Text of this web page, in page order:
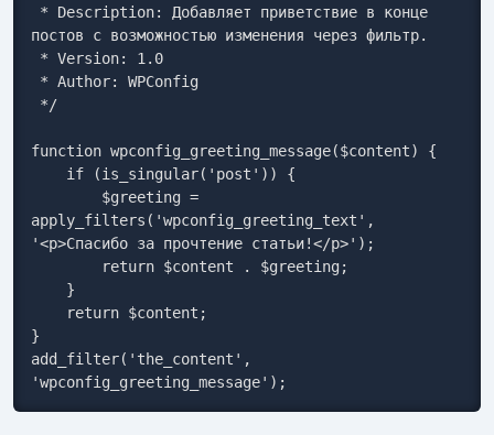
постов с возможностью изменения через фильтр.
function wpconfig_greeting_message($content) {
apply_filters('wpconfig_greeting_text',
'<p>Спасибо за прочтение статьи!</p>');
}
add_filter('the_content',
'wpconfig_greeting_message');